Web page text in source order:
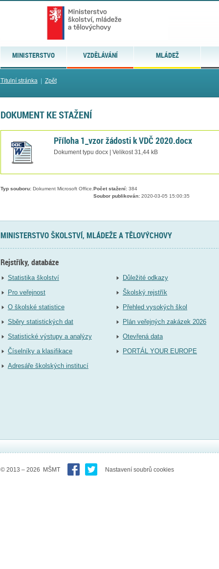
MINISTERSTVO VZDĚLÁVÁNÍ MLÁDEŽ
Titulní stránka| Zpět
DOKUMENT KE STAŽENÍ
Příloha 1_vzor žádosti k VDČ 2020.docx
Dokument typu docx | Velikost 31,44 kB
Typ souboru:Dokument Microsoft Office. Počet stažení:384
Soubor publikován:2020-03-05 15:00:35
MINISTERSTVO ŠKOLSTVÍ, MLÁDEŽE A TĚLOVÝCHOVY
Rejstříky, databáze
Statistika školství
Pro veřejnost
O školské statistice
Sběry statistických dat
Statistické výstupy a analýzy
Číselníky a klasifikace
Adresáře školských institucí
Důležité odkazy
Školský rejstřík
Přehled vysokých škol
Plán veřejných zakázek 2026
Otevřená data
PORTÁL YOUR EUROPE
© 2013 – 2026 MŠMT Nastavení soubrů cookies